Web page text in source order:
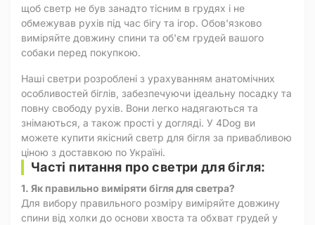
щоб светр не був занадто тісним в грудях і не
обмежував рухів під час бігу та ігор. Обов'язково
виміряйте довжину спини та об'єм грудей вашого
собаки перед покупкою.
Наші светри розроблені з урахуванням анатомічних
особливостей біглів, забезпечуючи ідеальну посадку та
повну свободу рухів. Вони легко надягаються та
знімаються, а також прості у догляді. У 4Dog ви
можете купити якісний светр для бігля за привабливою
ціною з доставкою по Україні.
Часті питання про светри для бігля:
1. Як правильно виміряти бігля для светра?
Для вибору правильного розміру виміряйте довжину
спини від холки до основи хвоста та обхват грудей у